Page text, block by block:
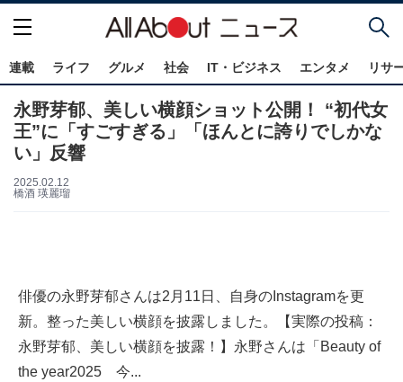
連載 ライフ グルメ 社会 IT・ビジネス エンタメ リサ
永野芽郁、美しい横顔ショット公開！ “初代女
王”に「すごすぎる」「ほんとに誇りでしかな
い」反響
2025.02.12
橋酒 瑛麗瑠
俳優の永野芽郁さんは2月11日、自身のInstagramを更
新。整った美しい横顔を披露しました。【実際の投稿：
永野芽郁、美しい横顔を披露！】永野さんは「Beauty of
the year2025 今...